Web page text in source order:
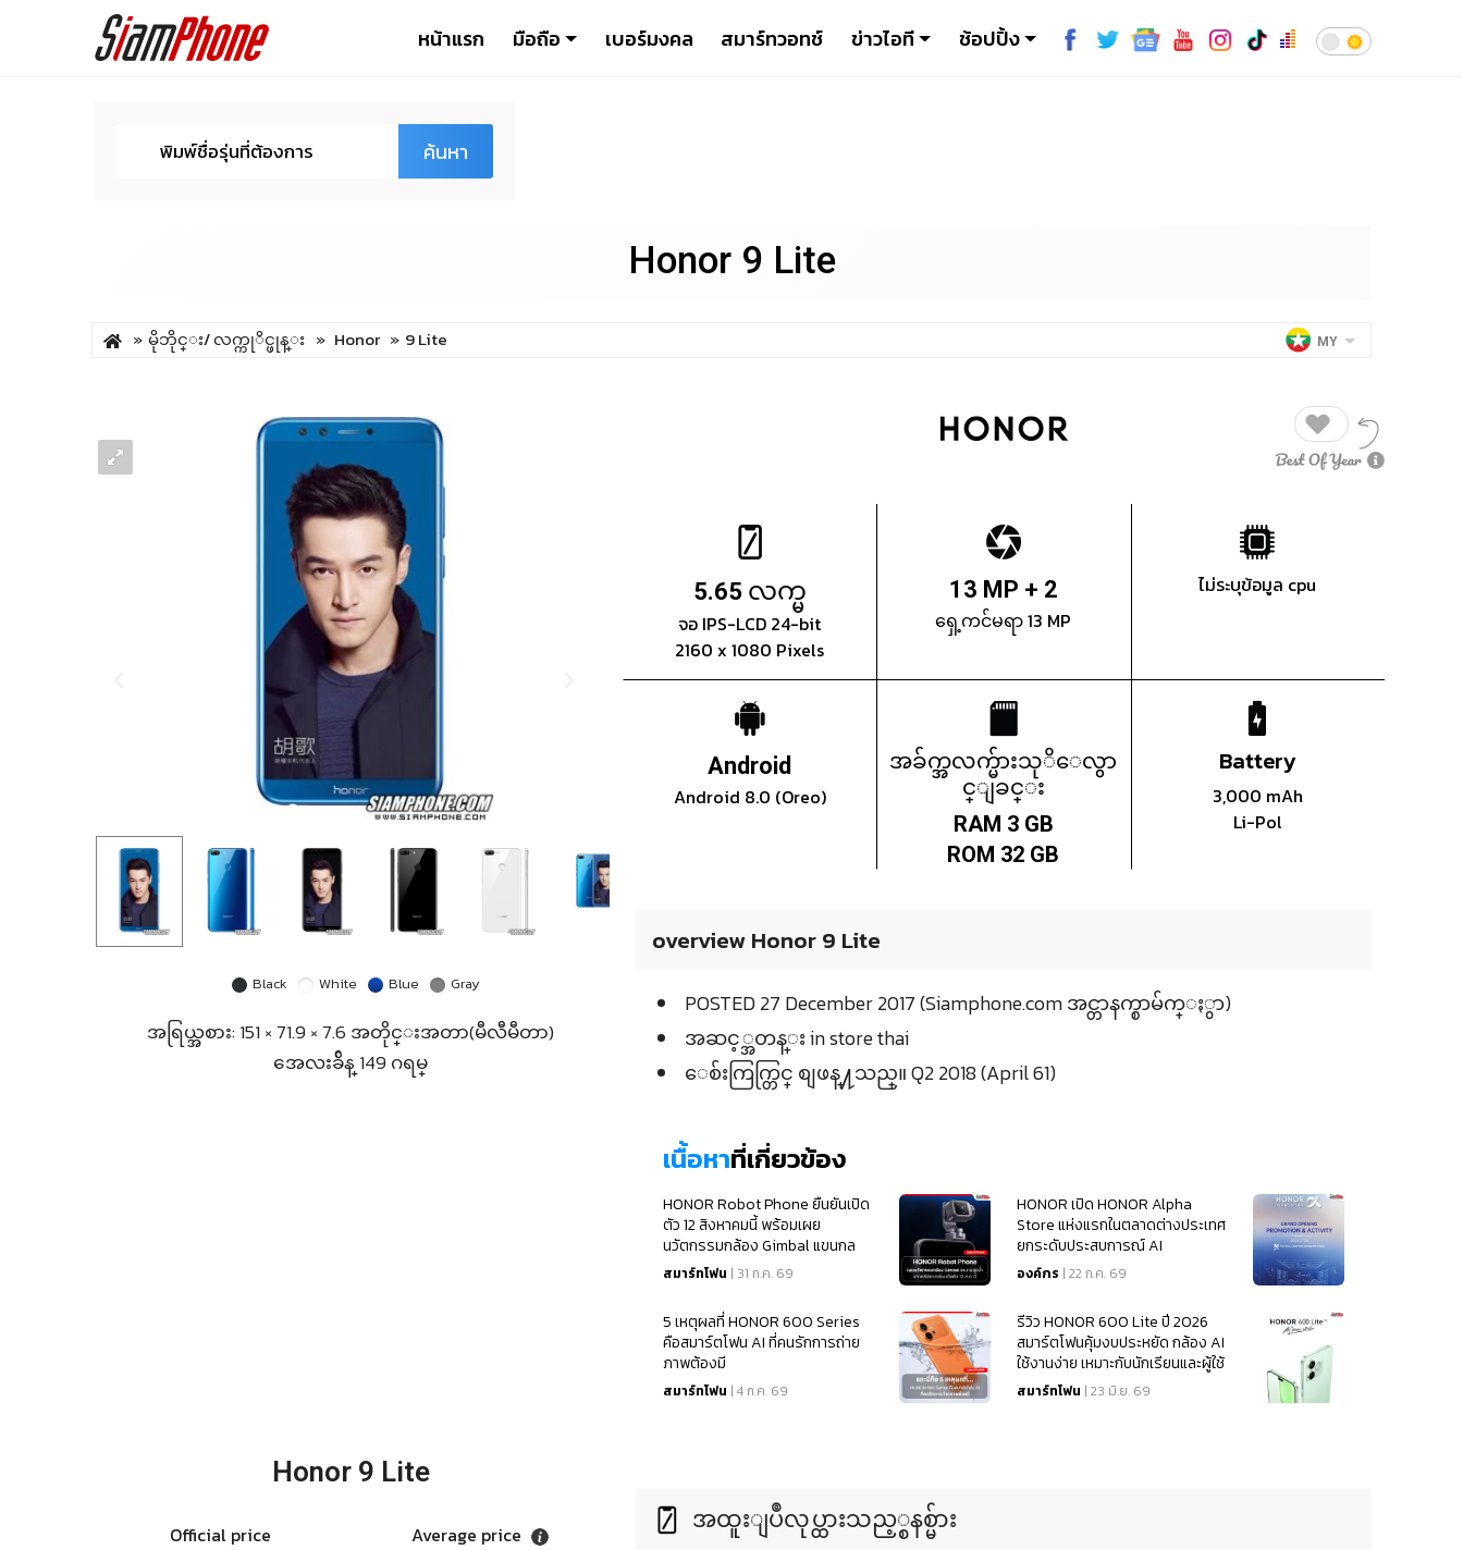
หน้าแรก มือถือ เบอร์มงคล สมาร์ทวอทช์ ข่าวไอที ช้อปปิ้ง
ค้นหา
Honor 9 Lite
မိုဘိုင္း/ လက္ကုိင္ဖုန္း Honor 9 Lite MY
Black White Blue Gray
အရြယ္အစား: 151 × 71.9 × 7.6 အတိုင္းအတာ(မီလီမီတာ)
အေလးခ်ိန္ 149 ဂရမ္
Honor 9 Lite
Official price Average price
5.65 လက္မ
จอ IPS-LCD 24-bit
2160 x 1080 Pixels
13 MP + 2
ရှေ့ကင်မရာ 13 MP
ไม่ระบุข้อมูล cpu
Android
Android 8.0 (Oreo)
အခ်က္အလက္မ်ားသုိေလွာ
င္ျခင္း
RAM 3 GB
ROM 32 GB
Battery
3,000 mAh
Li-Pol
overview Honor 9 Lite
POSTED 27 December 2017 (Siamphone.com အင္တာနက္စာမ်က္ႏွာ)
အဆင့္အတန္း in store thai
ေစ်းကြက္တြင္ စျဖန္႔သည္။ Q2 2018 (April 61)
เนื้อหาที่เกี่ยวข้อง
HONOR Robot Phone ยืนยันเปิด
ตัว 12 สิงหาคมนี้ พร้อมเผย
นวัตกรรมกล้อง Gimbal แขนกล
สุดล้ำจากคลิปแกะกล่อง
สมาร์ทโฟน | 31 ก.ค. 69
HONOR เปิด HONOR Alpha
Store แห่งแรกในตลาดต่างประเทศ
ยกระดับประสบการณ์ AI
Ecosystem สู่ผู้บริโภคไทย
องค์กร | 22 ก.ค. 69
5 เหตุผลที่ HONOR 600 Series
คือสมาร์ตโฟน AI ที่คนรักการถ่าย
ภาพต้องมี
สมาร์ทโฟน | 4 ก.ค. 69
รีวิว HONOR 600 Lite ปี 2026
สมาร์ตโฟนคุ้มงบประหยัด กล้อง AI
ใช้งานง่าย เหมาะกับนักเรียนและผู้ใช้
ทั่วไป
สมาร์ทโฟน | 23 มิ.ย. 69
အထူးျပဳလုပ္ထားသည့္စနစ္မ်ား